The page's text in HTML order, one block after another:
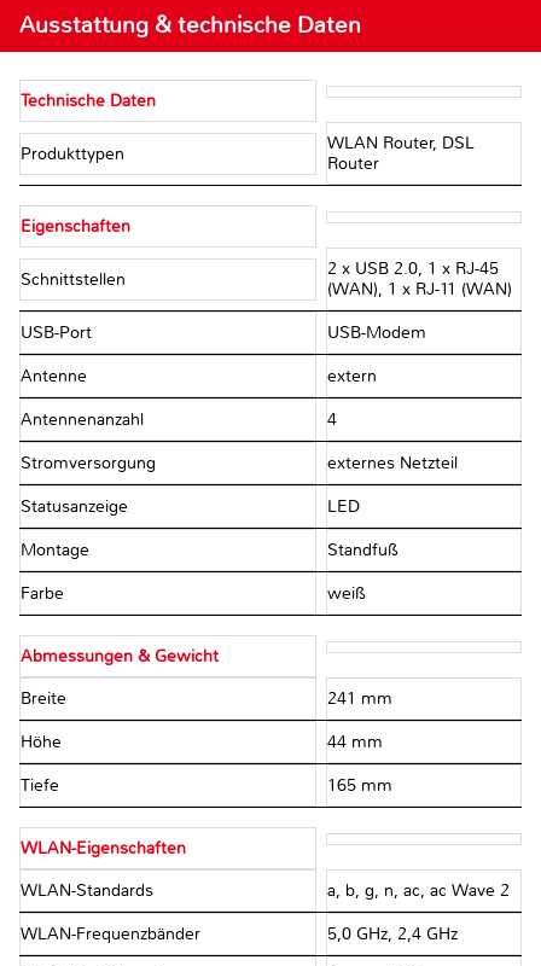
Ausstattung & technische Daten
Technische Daten
Produkttypen
WLAN Router, DSL
Router
Eigenschaften
Schnittstellen
2 x USB 2.0, 1 x RJ-45
(WAN), 1 x RJ-11 (WAN)
USB-Port USB-Modem
Antenne extern
Antennenanzahl 4
Stromversorgung externes Netzteil
Statusanzeige LED
Montage Standfuß
Farbe weiß
Abmessungen & Gewicht
Breite 241 mm
Höhe 44 mm
Tiefe 165 mm
WLAN-Eigenschaften
WLAN-Standards a, b, g, n, ac, ac Wave 2
WLAN-Frequenzbänder 5,0 GHz, 2,4 GHz